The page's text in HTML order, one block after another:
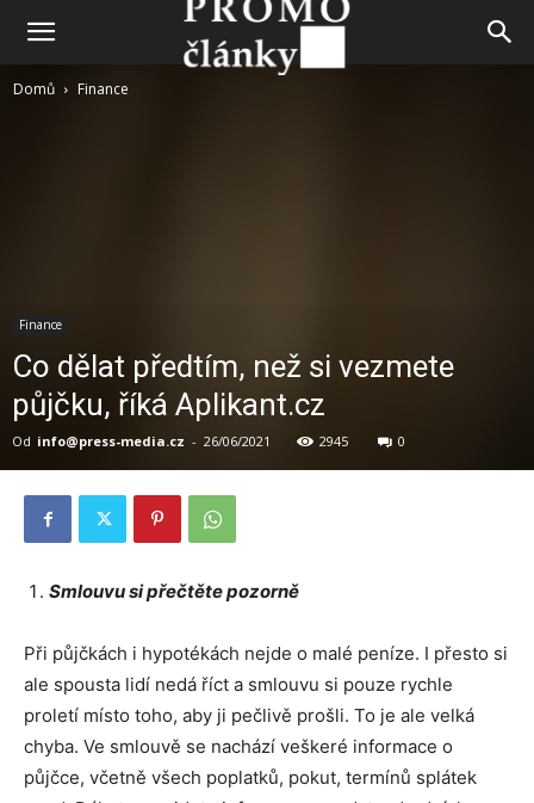
Domů Finance
Finance
Co dělat předtím, než si vezmete
půjčku, říká Aplikant.cz
Od info@press-media.cz - 26/06/2021 2945 0
Smlouvu si přečtěte pozorně
Při půjčkách i hypotékách nejde o malé peníze. I přesto si
ale spousta lidí nedá říct a smlouvu si pouze rychle
proletí místo toho, aby ji pečlivě prošli. To je ale velká
chyba. Ve smlouvě se nachází veškeré informace o
půjčce, včetně všech poplatků, pokut, termínů splátek